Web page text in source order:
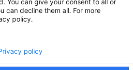
van het HBO
You can give your consent to all or
can decline them all. For more
policy.
policy